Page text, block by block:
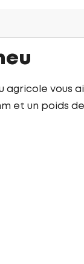
agricole vous
et un poids